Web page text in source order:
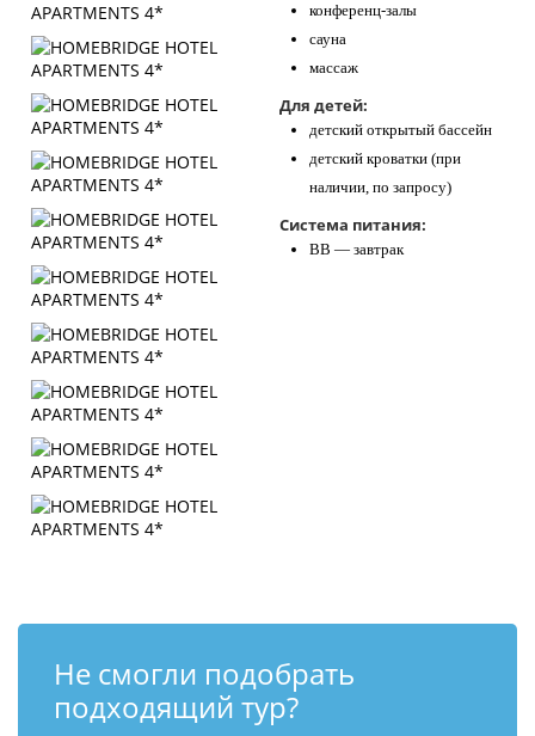
конференц-залы
сауна
массаж
Для детей:
детский открытый бассейн
детский кроватки (при
наличии, по запросу)
Система питания:
BB — завтрак
Не смогли подобрать
подходящий тур?